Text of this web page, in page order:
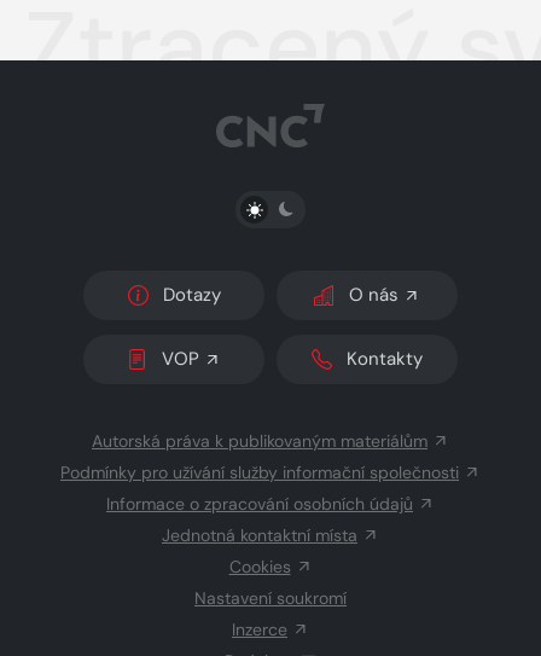
Ztracený
PŘEPNOUT SVĚTLÝ/TMAVÝ REŽIM
Dotazy O nás
VOP Kontakty
Autorská práva k publikovaným materiálům
Podmínky pro užívání služby informační společnosti
Informace o zpracování osobních údajů
Jednotná kontaktní místa
Cookies
Nastavení soukromí
Inzerce